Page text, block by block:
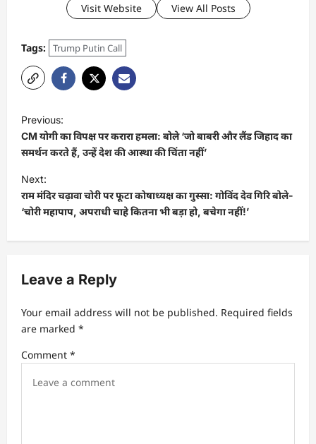
Visit Website View All Posts
Tags: Trump Putin Call
Previous:
CM योगी का विपक्ष पर करारा हमला: बोले ‘जो बाबरी और लैंड जिहाद का
समर्थन करते हैं, उन्हें देश की आस्था की चिंता नहीं’
Next:
राम मंदिर चढ़ावा चोरी पर फूटा कोषाध्यक्ष का गुस्सा: गोविंद देव गिरि बोले-
‘चोरी महापाप, अपराधी चाहे कितना भी बड़ा हो, बचेगा नहीं!’
Leave a Reply
Your email address will not be published. Required fields
are marked *
Comment *